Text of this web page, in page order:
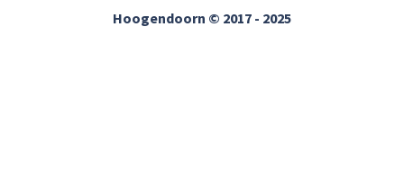
Hoogendoorn © 2017 - 2025